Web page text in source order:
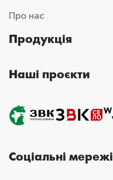
Про нас
Продукція
Наші проєкти
Соціальні мережі